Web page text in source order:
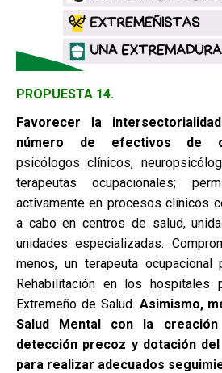
PROPUESTA 14.
Favorecer la
número de efectivos de
psicólogos clínicos,
terapeutas ocupacionales;
activamente en procesos clínicos
a cabo en centros de salud,
unidades especializadas.
menos, un terapeuta
Rehabilitación en los hospitales
Extremeño de Salud. Asimismo,
Salud Mental con la
detección precoz y dotación
para realizar adecuados